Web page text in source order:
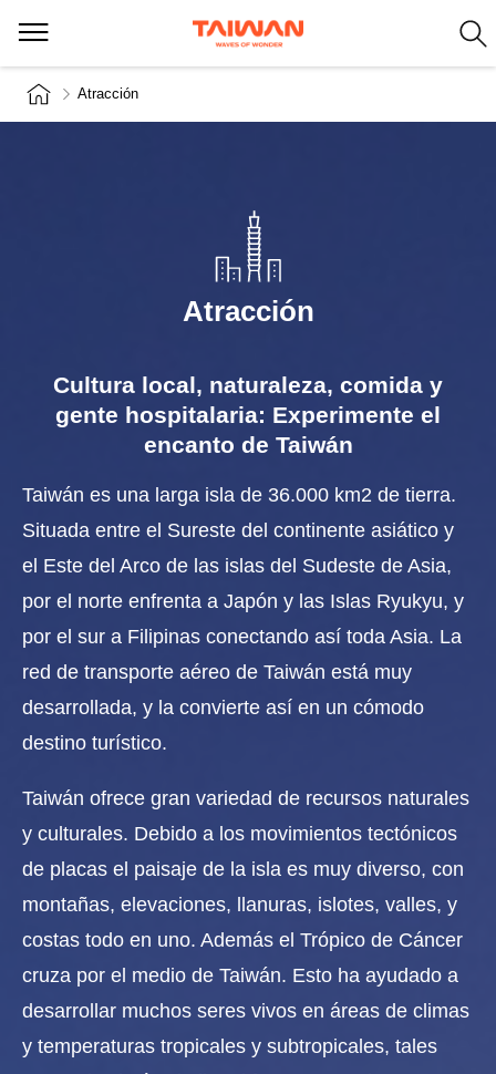
Atracción
Atracción
Cultura local, naturaleza, comida y
gente hospitalaria: Experimente el
encanto de Taiwán
Taiwán es una larga isla de 36.000 km2 de tierra.
Situada entre el Sureste del continente asiático y
el Este del Arco de las islas del Sudeste de Asia,
por el norte enfrenta a Japón y las Islas Ryukyu, y
por el sur a Filipinas conectando así toda Asia. La
red de transporte aéreo de Taiwán está muy
desarrollada, y la convierte así en un cómodo
destino turístico.
Taiwán ofrece gran variedad de recursos naturales
y culturales. Debido a los movimientos tectónicos
de placas el paisaje de la isla es muy diverso, con
montañas, elevaciones, llanuras, islotes, valles, y
costas todo en uno. Además el Trópico de Cáncer
cruza por el medio de Taiwán. Esto ha ayudado a
desarrollar muchos seres vivos en áreas de climas
y temperaturas tropicales y subtropicales, tales